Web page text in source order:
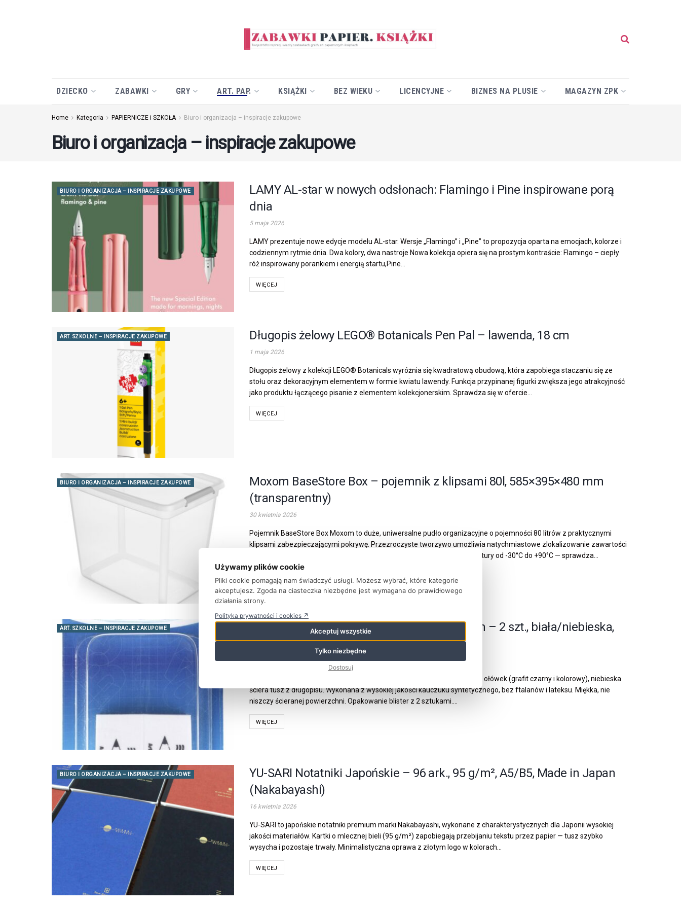
DZIECKO ZABAWKI GRY ART. PAP. KSIĄŻKI BEZ WIEKU LICENCYJNE BIZNES NA PLUSIE MAGAZYN ZPK
Home Kategoria PAPIERNICZE i SZKOŁA Biuro i organizacja – inspiracje zakupowe
Biuro i organizacja – inspiracje zakupowe
BIURO I ORGANIZACJA – INSPIRACJE ZAKUPOWE
LAMY AL-star w nowych odsłonach: Flamingo i Pine inspirowane porą
dnia
5 maja 2026
LAMY prezentuje nowe edycje modelu AL-star. Wersje „Flamingo” i „Pine” to propozycja oparta na emocjach, kolorze i
codziennym rytmie dnia. Dwa kolory, dwa nastroje Nowa kolekcja opiera się na prostym kontraście: Flamingo – ciepły
róż inspirowany porankiem i energią startu,Pine...
WIĘCEJ
ART. SZKOLNE – INSPIRACJE ZAKUPOWE Długopis żelowy LEGO® Botanicals Pen Pal – lawenda, 18 cm
1 maja 2026
Długopis żelowy z kolekcji LEGO® Botanicals wyróżnia się kwadratową obudową, która zapobiega staczaniu się ze
stołu oraz dekoracyjnym elementem w formie kwiatu lawendy. Funkcja przypinanej figurki zwiększa jego atrakcyjność
jako produktu łączącego pisanie z elementem kolekcjonerskim. Sprawdza się w ofercie...
WIĘCEJ
BIURO I ORGANIZACJA – INSPIRACJE ZAKUPOWE
Moxom BaseStore Box – pojemnik z klipsami 80l, 585×395×480 mm
(transparentny)
30 kwietnia 2026
Pojemnik BaseStore Box Moxom to duże, uniwersalne pudło organizacyjne o pojemności 80 litrów z praktycznymi
klipsami zabezpieczającymi pokrywę. Przezroczyste tworzywo umożliwia natychmiastowe zlokalizowanie zawartości
bez otwierania. Wykonany z materiału BPA FREE, odpornego na temperatury od -30°C do +90°C — sprawdza...
WIĘCEJ
ART. SZKOLNE – INSPIRACJE ZAKUPOWE
Donau Gumka Wielofunkcyjna 41×18×11 mm – 2 szt., biała/niebieska,
blister
23 kwietnia 2026
Gumka wielofunkcyjna Donau w wersji dwustronnej — biała strona usuwa ołówek (grafit czarny i kolorowy), niebieska
ściera tusz z długopisu. Wykonana z wysokiej jakości kauczuku syntetycznego, bez ftalanów i lateksu. Miękka, nie
niszczy ścieranej powierzchni. Opakowanie blister z 2 sztukami....
WIĘCEJ
BIURO I ORGANIZACJA – INSPIRACJE ZAKUPOWE
YU-SARI Notatniki Japońskie – 96 ark., 95 g/m², A5/B5, Made in Japan
(Nakabayashi)
16 kwietnia 2026
YU-SARI to japońskie notatniki premium marki Nakabayashi, wykonane z charakterystycznych dla Japonii wysokiej
jakości materiałów. Kartki o mlecznej bieli (95 g/m²) zapobiegają przebijaniu tekstu przez papier — tusz szybko
wysycha i pozostaje trwały. Minimalistyczna oprawa z złotym logo w kolorach...
WIĘCEJ
Używamy plików cookie
Pliki cookie pomagają nam świadczyć usługi. Możesz wybrać, które kategorie
akceptujesz. Zgoda na ciasteczka niezbędne jest wymagana do prawidłowego
działania strony.
Polityka prywatności i cookies ↗
Akceptuj wszystkie
Tylko niezbędne
Dostosuj